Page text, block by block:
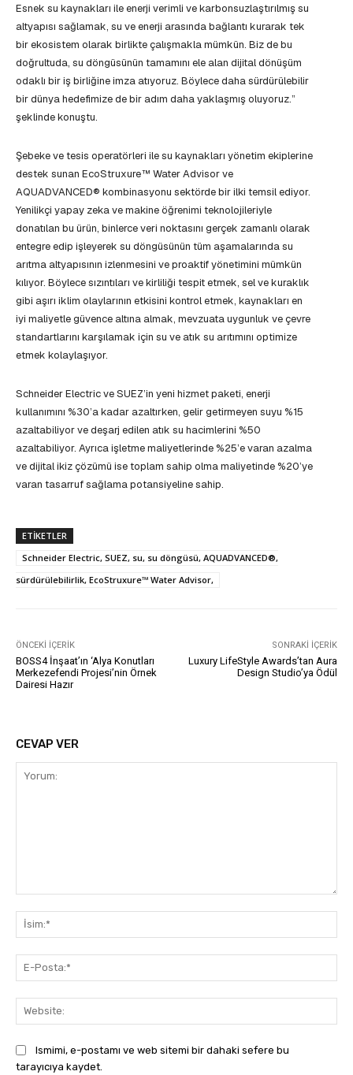
Esnek su kaynakları ile enerji verimli ve karbonsuzlaştırılmış su
altyapısı sağlamak, su ve enerji arasında bağlantı kurarak tek
bir ekosistem olarak birlikte çalışmakla mümkün. Biz de bu
doğrultuda, su döngüsünün tamamını ele alan dijital dönüşüm
odaklı bir iş birliğine imza atıyoruz. Böylece daha sürdürülebilir
bir dünya hedefimize de bir adım daha yaklaşmış oluyoruz.”
şeklinde konuştu.
Şebeke ve tesis operatörleri ile su kaynakları yönetim ekiplerine
destek sunan EcoStruxure™ Water Advisor ve
AQUADVANCED® kombinasyonu sektörde bir ilki temsil ediyor.
Yenilikçi yapay zeka ve makine öğrenimi teknolojileriyle
donatılan bu ürün, binlerce veri noktasını gerçek zamanlı olarak
entegre edip işleyerek su döngüsünün tüm aşamalarında su
arıtma altyapısının izlenmesini ve proaktif yönetimini mümkün
kılıyor. Böylece sızıntıları ve kirliliği tespit etmek, sel ve kuraklık
gibi aşırı iklim olaylarının etkisini kontrol etmek, kaynakları en
iyi maliyetle güvence altına almak, mevzuata uygunluk ve çevre
standartlarını karşılamak için su ve atık su arıtımını optimize
etmek kolaylaşıyor.
Schneider Electric ve SUEZ’in yeni hizmet paketi, enerji
kullanımını %30’a kadar azaltırken, gelir getirmeyen suyu %15
azaltabiliyor ve deşarj edilen atık su hacimlerini %50
azaltabiliyor. Ayrıca işletme maliyetlerinde %25’e varan azalma
ve dijital ikiz çözümü ise toplam sahip olma maliyetinde %20’ye
varan tasarruf sağlama potansiyeline sahip.
ETIKETLER
Schneider Electric, SUEZ, su, su döngüsü, AQUADVANCED®,
sürdürülebilirlik, EcoStruxure™ Water Advisor,
ÖNCEKI İÇERIK
BOSS4 İnşaat’ın ‘Alya Konutları
Merkezefendi Projesi’nin Örnek
Dairesi Hazır
SONRAKI İÇERIK
Luxury LifeStyle Awards’tan Aura
Design Studio’ya Ödül
CEVAP VER
Ismimi, e-postamı ve web sitemi bir dahaki sefere bu
tarayıcıya kaydet.